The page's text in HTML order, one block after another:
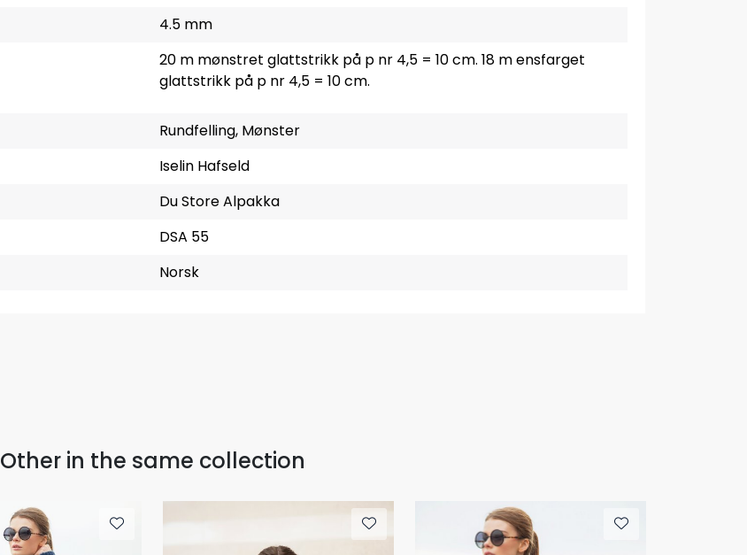
4.5 mm
20 m mønstret glattstrikk på p nr 4,5 = 10 cm. 18 m ensfarget
glattstrikk på p nr 4,5 = 10 cm.
Rundfelling, Mønster
Iselin Hafseld
Du Store Alpakka
DSA 55
Norsk
Other in the same collection